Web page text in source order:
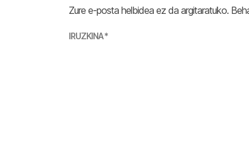
Zure e-posta helbidea ez da argitaratuko.
IRUZKINA*